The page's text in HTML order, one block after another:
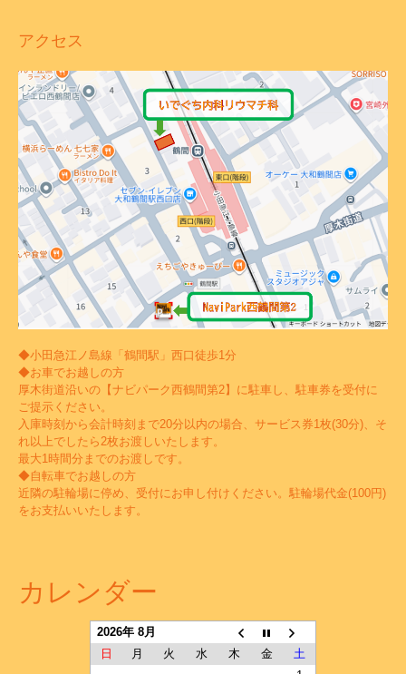
アクセス
◆小田急江ノ島線「鶴間駅」西口徒歩1分
◆お車でお越しの方
厚木街道沿いの【ナビパーク西鶴間第2】に駐車し、駐車券を受付に
ご提示ください。
入庫時刻から会計時刻まで20分以内の場合、サービス券1枚(30分)、そ
れ以上でしたら2枚お渡しいたします。
最大1時間分までのお渡しです。
◆自転車でお越しの方
近隣の駐輪場に停め、受付にお申し付けください。駐輪場代金(100円)
をお支払いいたします。
カレンダー
2026年 8月
日
月 火 水 木 金
土